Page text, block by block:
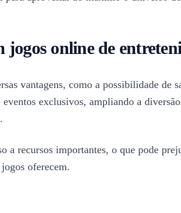
online de
vantagens, como a possibilidade de
exclusivos, ampliando a
a recursos importantes, o que pode
oferecem.